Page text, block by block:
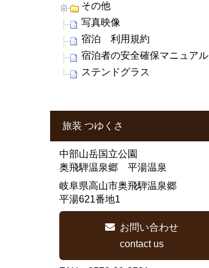
その他
写真映像
宿泊 利用規約
宿泊者の安全確保マニュアル
ステンドグラス
旅装 つゆくさ
中部山岳国立公園
奥飛騨温泉郷 平湯温泉
岐阜県高山市奥飛騨温泉郷
平湯621番地1
お問い合わせ
contact us